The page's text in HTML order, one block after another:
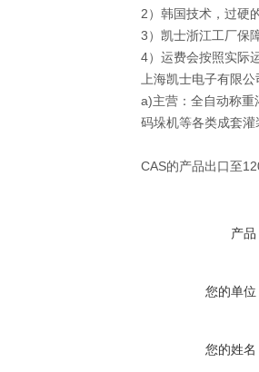
2）韩国技术，过硬
3）凯士浙江工厂保
4）运费会按照实际
上海凯士电子有限
a)主营：全自动称重
码垛机等各类成套
CAS的产品出口至
产品
您的单位
您的姓名